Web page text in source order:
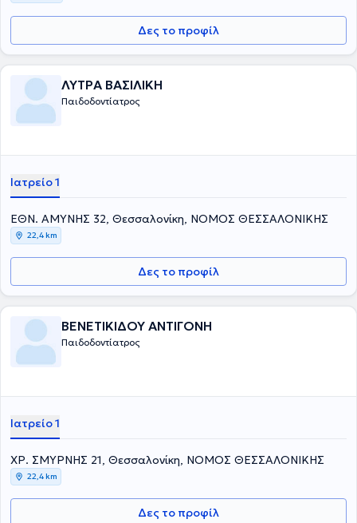
Δες το προφίλ
ΛΥΤΡΑ ΒΑΣΙΛΙΚΗ
Παιδοδοντίατρος
Ιατρείο 1
ΕΘΝ. ΑΜΥΝΗΣ 32, Θεσσαλονίκη, ΝΟΜΟΣ ΘΕΣΣΑΛΟΝΙΚΗΣ
22,4 km
Δες το προφίλ
ΒΕΝΕΤΙΚΙΔΟΥ ΑΝΤΙΓΟΝΗ
Παιδοδοντίατρος
Ιατρείο 1
ΧΡ. ΣΜΥΡΝΗΣ 21, Θεσσαλονίκη, ΝΟΜΟΣ ΘΕΣΣΑΛΟΝΙΚΗΣ
22,4 km
Δες το προφίλ